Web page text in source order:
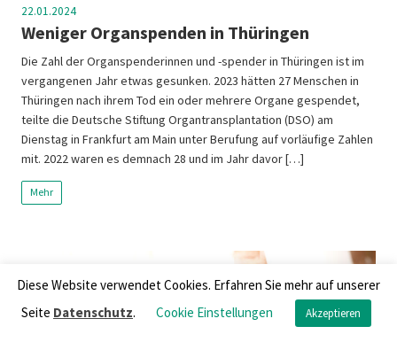
22.01.2024
Weniger Organspenden in Thüringen
Die Zahl der Organspenderinnen und -spender in Thüringen ist im
vergangenen Jahr etwas gesunken. 2023 hätten 27 Menschen in
Thüringen nach ihrem Tod ein oder mehrere Organe gespendet,
teilte die Deutsche Stiftung Organtransplantation (DSO) am
Dienstag in Frankfurt am Main unter Berufung auf vorläufige Zahlen
mit. 2022 waren es demnach 28 und im Jahr davor […]
Mehr
Diese Website verwendet Cookies. Erfahren Sie mehr auf unserer
Seite Datenschutz. Cookie Einstellungen Akzeptieren